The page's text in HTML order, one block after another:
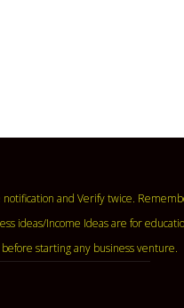
notification and Verify twice.
ideas/Income Ideas are for
starting any business venture.